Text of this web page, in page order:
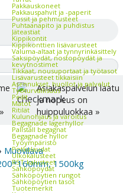
Pakkauskoneet
Pakkauspahvit ja -paperit
Pussit ja pehmusteet
Puhtaanapito ja puhdistus
Jäteastiat
Kippikontit
Kippikonttien lisävarusteet
Valuma-altaat ja tynnyrinkäsittely
Saksipöydät, nostopöydät ja
kevytnostimet
Tikkaat, nousuportaat ja työtasot
Lisävarusteet tikkaisiin
Asennukset, huollot ja palvelut
Työturvallisuus
Peilit
Matot
Ritilät
Kulunohjaus ja varoitus
Begagnade lagerhyllor
Pallställ begagnat
Begagnade hyllor
Työympäristö
Potkulaudat
Ulkokalusteet
RST-kalusteet
Sähköpöydät
Sähköpöytien rungot
Sähköpöytien tasot
Tuotemerkit
Asiakaspalvelun laatu
ja nopeus on
huippuluokkaa »
Muovilava
1500kg